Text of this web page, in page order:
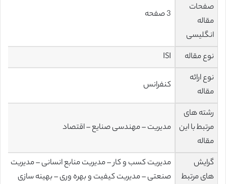
صفحات
مقاله
انگلیسی
3 صفحه
نوع مقاله
ISI
نوع ارائه
مقاله
کنفرانس
رشته های
مرتبط با این
مقاله
مدیریت – مهندسی صنایع – اقتصاد
گرایش
های مرتبط
مدیریت کسب و کار – مدیریت منابع انسانی – مدیریت
صنعتی – مدیریت کیفیت و بهره وری – بهینه سازی